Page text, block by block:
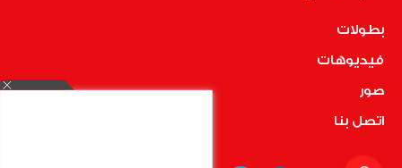
بطولات
فيديوهات
صور
اتصل بنا